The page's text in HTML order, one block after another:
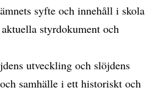
syfte och innehåll i skola
styrdokument och
utveckling och slöjdens
samhälle i ett historiskt och